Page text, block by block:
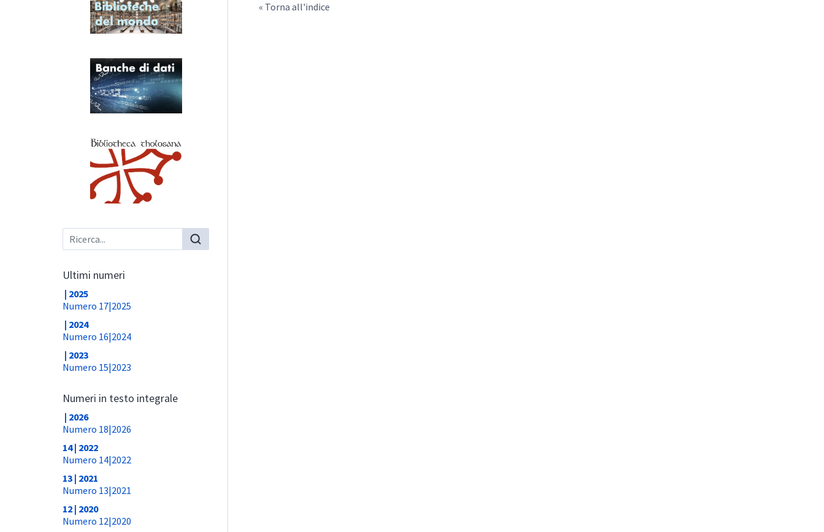
Ultimi numeri
| 2025
Numero 17|2025
| 2024
Numero 16|2024
| 2023
Numero 15|2023
Numeri in testo integrale
| 2026
Numero 18|2026
14 | 2022
Numero 14|2022
13 | 2021
Numero 13|2021
12 | 2020
Numero 12|2020
Torna all'indice